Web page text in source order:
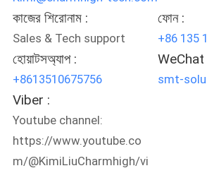
খবর
SHOPPING
ON
LINE
কাজের শিরোনাম :
Sales & Tech support
ফোন :
+86 135
হোয়াটসঅ্যাপ :
+8613510675756
WeChat
smt-
Viber :
Youtube channel:
https://www.youtube.co
m/@KimiLiuCharmhigh/vi